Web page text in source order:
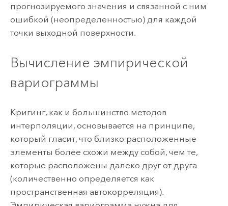
прогнозируемого значения и связанной с ним
ошибкой (неопределенностью) для каждой
точки выходной поверхности.
Вычисление эмпирической
вариограммы
Кригинг, как и большинство методов
интерполяции, основывается на принципе,
который гласит, что близко расположенные
элементы более схожи между собой, чем те,
которые расположены далеко друг от друга
(количественно определяется как
пространственная автокорреляция).